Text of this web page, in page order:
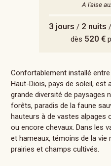
A l'aise
3 jours / 2 nuits /
dès 520 €
Confortablement installé
Haut-Diois, pays de soleil, est
grande diversité de paysages
forêts, paradis de la faune
hauteurs à de vastes alpages
ou encore chevaux. Dans les
et hameaux, témoins de la vie
prairies et champs cultivés.